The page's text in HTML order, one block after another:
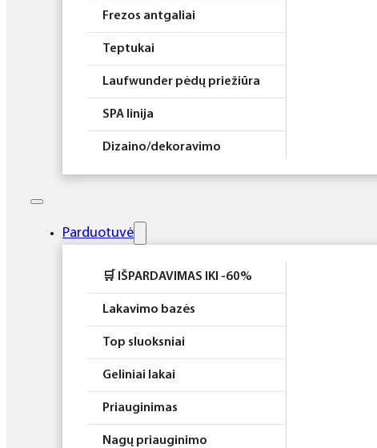
Frezos antgaliai
Teptukai
Laufwunder pėdų priežiūra
SPA linija
Dizaino/dekoravimo
Higiena
Rinkiniai
Parduotuvė
🛒 IŠPARDAVIMAS IKI -60%
Lakavimo bazės
Top sluoksniai
Geliniai lakai
Priauginimas
Nagų priauginimo